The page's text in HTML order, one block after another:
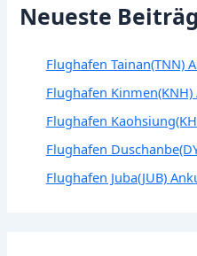
Neueste
Flughafen Tainan(TNN)
Flughafen
Flughafen
Flughafen
Flughafen Juba(JUB)